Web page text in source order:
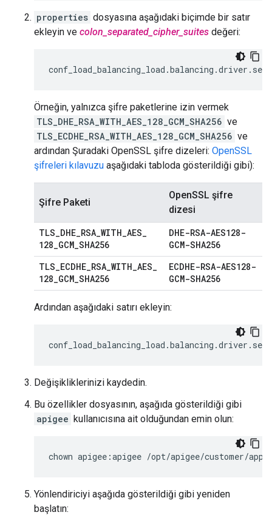
properties dosyasına aşağıdaki biçimde bir satır
ekleyin ve colon_separated_cipher_suites değeri:
conf_load_balancing_load .balancing .driver .
Örneğin, yalnızca şifre paketlerine izin vermek
TLS_DHE_RSA_WITH_AES_128_GCM_SHA256 ve
TLS_ECDHE_RSA_WITH_AES_128_GCM_SHA256 ve
ardından Şuradaki OpenSSL şifre dizeleri: OpenSSL
şifreleri kılavuzu aşağıdaki tabloda gösterildiği gibi):
Şifre Paketi
OpenSSL şifre
dizesi
TLS DHE RSA WITH AES
128 GCM SHA256
DHE-RSA-AES128-
GCM-SHA256
TLS ECDHE RSA WITH AES
128 GCM SHA256
ECDHE-RSA-AES128-
GCM-SHA256
Ardından aşağıdaki satırı ekleyin:
conf_load_balancing_load .balancing .driver .
Değişikliklerinizi kaydedin.
Bu özellikler dosyasının, aşağıda gösterildiği gibi
apigee kullanıcısına ait olduğundan emin olun:
chown apigee:apigee /opt/apigee/customer/
Yönlendiriciyi aşağıda gösterildiği gibi yeniden
başlatın: